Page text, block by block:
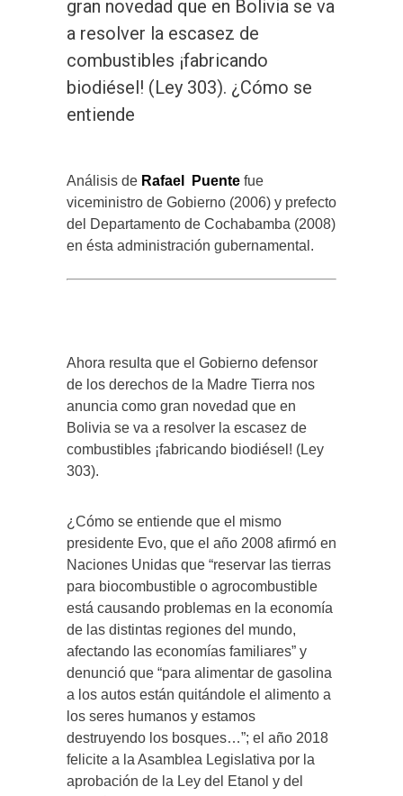
gran novedad que en Bolivia se va
a resolver la escasez de
combustibles ¡fabricando
biodiésel! (Ley 303). ¿Cómo se
entiende
Análisis de Rafael Puente fue
viceministro de Gobierno (2006) y prefecto
del Departamento de Cochabamba (2008)
en ésta administración gubernamental.
Ahora resulta que el Gobierno defensor
de los derechos de la Madre Tierra nos
anuncia como gran novedad que en
Bolivia se va a resolver la escasez de
combustibles ¡fabricando biodiésel! (Ley
303).
¿Cómo se entiende que el mismo
presidente Evo, que el año 2008 afirmó en
Naciones Unidas que “reservar las tierras
para biocombustible o agrocombustible
está causando problemas en la economía
de las distintas regiones del mundo,
afectando las economías familiares” y
denunció que “para alimentar de gasolina
a los autos están quitándole el alimento a
los seres humanos y estamos
destruyendo los bosques…”; el año 2018
felicite a la Asamblea Legislativa por la
aprobación de la Ley del Etanol y del